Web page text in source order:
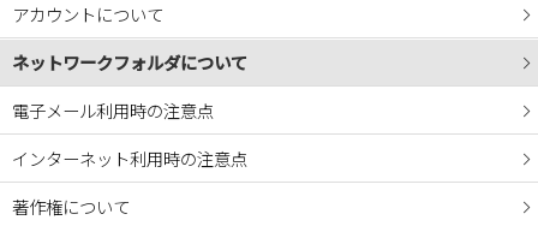
アカウントについて
ネットワークフォルダについて
電子メール利用時の注意点
インターネット利用時の注意点
著作権について